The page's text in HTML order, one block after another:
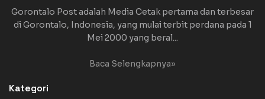
Gorontalo Post adalah Media Cetak pertama dan terbesar
di Gorontalo, Indonesia, yang mulai terbit perdana pada 1
Mei 2000 yang beral...
Baca Selengkapnya»
Kategori